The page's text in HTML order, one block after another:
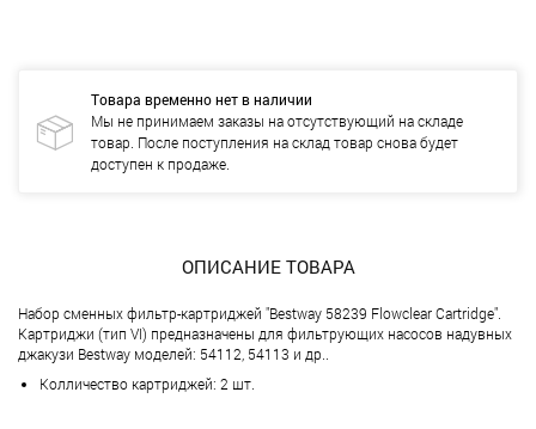
Товара временно нет в наличии
Мы не принимаем заказы на отсутствующий на складе
товар. После поступления на склад товар снова будет
доступен к продаже.
ОПИСАНИЕ ТОВАРА
Набор сменных фильтр-картриджей "Bestway 58239 Flowclear Cartridge".
Картриджи (тип VI) предназначены для фильтрующих насосов надувных
джакузи Bestway моделей: 54112, 54113 и др..
Колличество картриджей: 2 шт.